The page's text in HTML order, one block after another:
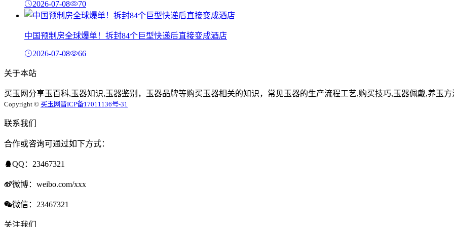
2026-07-08 70
中国预制房全球爆单！拆封84个巨型快递后直接变成酒店
2026-07-08 66
关于本站
买玉网分享玉百科,玉器知识,玉器鉴别，玉器品牌等购买玉器相关的知识，常见玉器的生产流程工艺,购买技巧,玉器佩戴,养玉方
Copyright © 买玉网晋ICP备17011136号-31
联系我们
合作或咨询可通过如下方式：
QQ：23467321
微博：weibo.com/xxx
微信：23467321
关注我们